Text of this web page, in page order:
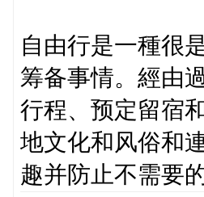
自由行是一種很
筹备事情。經由
行程、预定留宿
地文化和风俗和
趣并防止不需要